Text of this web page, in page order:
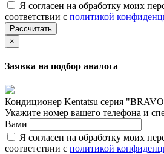
Я согласен на обработку моих
соответствии с политикой
Рассчитать
×
Заявка на подбор аналога
Кондиционер Kentatsu серия
Укажите номер вашего телефона и
Вами
Я согласен на обработку моих
соответствии с политикой